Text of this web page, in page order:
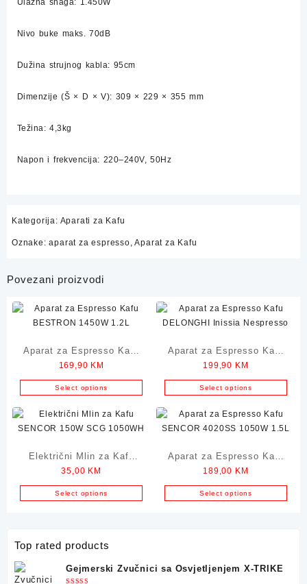
Ulazna snaga: 1.450W
Nivo buke maks. 70dB
Dužina strujnog kabla: 95cm
Dimenzije (Š × D × V): 309 × 229 × 355 mm
Težina: 4,3kg
Napon i frekvencija: 220–240V, 50Hz
Kategorija: Aparati za Kafu
Oznake:aparat za espresso,Aparat za Kafu
Povezani proizvodi
Aparat za Espresso Kafu
BESTRON 1450W 1.2L
169,90 KM
Select options
Aparat za Espresso Kafu
DELONGHI Inissia
Nespresso
199,90 KM
Select options
Električni Mlin za Kafu
SENCOR 150W SCG
1050WH
35,00 KM
Select options
Aparat za Espresso Kafu
SENCOR 4020SS 1050W
1.5L
189,00 KM
Select options
Top rated products
Gejmerski Zvučnici sa Osvjetljenjem X-TRIKE